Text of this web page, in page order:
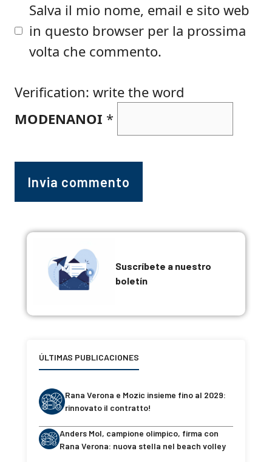
Salva il mio nome, email e sito web
in questo browser per la prossima
volta che commento.
Verification: write the word
MODENANOI *
Suscríbete a nuestro
boletín
ÚLTIMAS PUBLICACIONES
Rana Verona e Mozic insieme fino al 2029:
rinnovato il contratto!
Anders Mol, campione olimpico, firma con
Rana Verona: nuova stella nel beach volley